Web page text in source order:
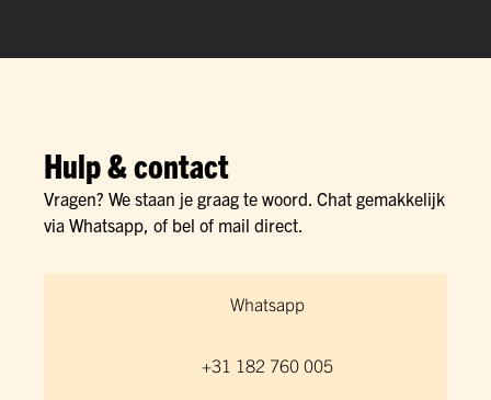
Hulp & contact
Vragen? We staan je graag te woord. Chat gemakkelijk
via Whatsapp, of bel of mail direct.
Whatsapp
+31 182 760 005